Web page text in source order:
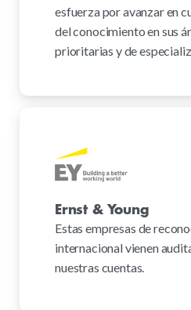
esfuerza por avanzar en
del conocimiento en sus
prioritarias y de
Ernst & Young
Estas empresas de
internacional vienen
nuestras cuentas.